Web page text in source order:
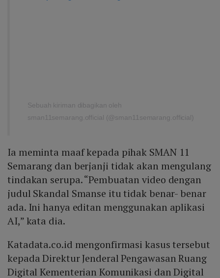
Sebuah kiriman dibagikan oleh
sman11semarang.official (@sman11semarang.official)
Ia meminta maaf kepada pihak SMAN 11
Semarang dan berjanji tidak akan mengulang
tindakan serupa. “Pembuatan video dengan
judul Skandal Smanse itu tidak benar- benar
ada. Ini hanya editan menggunakan aplikasi
AI,” kata dia.
Katadata.co.id mengonfirmasi kasus tersebut
kepada Direktur Jenderal Pengawasan Ruang
Digital Kementerian Komunikasi dan Digital